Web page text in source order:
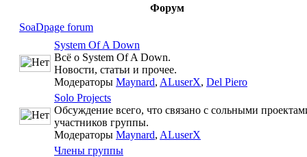
Форум
SoaDpage forum
System Of A Down
Всё о System Of A Down.
Новости, статьи и прочее.
Модераторы Maynard, ALuserX, Del Piero
Solo Projects
Обсуждение всего, что связано с сольными
участников группы.
Модераторы Maynard, ALuserX
Члены группы